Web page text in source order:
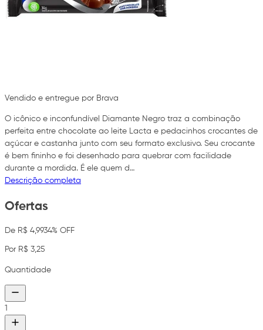
Vendido e entregue por Brava
O icônico e inconfundível Diamante Negro traz a combinação
perfeita entre chocolate ao leite Lacta e pedacinhos crocantes de
açúcar e castanha junto com seu formato exclusivo. Seu crocante
é bem fininho e foi desenhado para quebrar com facilidade
durante a mordida. É ele quem d…
Descrição completa
Ofertas
De R$ 4,9934% OFF
Por R$ 3,25
Quantidade
1